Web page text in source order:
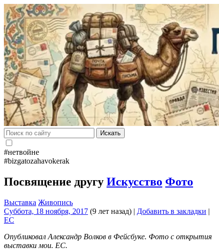
Искать
#нетвойне
#bizgatozahavokerak
Посвящение другу Искусство Фото
Выставка Живопись
Суббота, 18 ноября, 2017 (9 лет назад) | Добавить в закладки |
EC
Опубликовал Александр Волков в Фейсбуке. Фото с открытия
выставки мои. ЕС.